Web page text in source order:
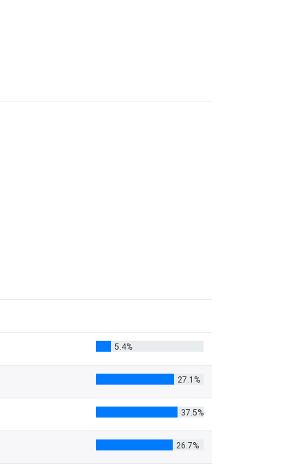
5.4%
27.1%
37.5%
26.7%